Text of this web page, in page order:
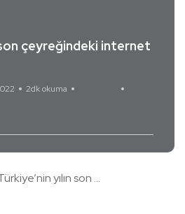
son çeyreğindeki internet
2dk okuma
yılın son ...